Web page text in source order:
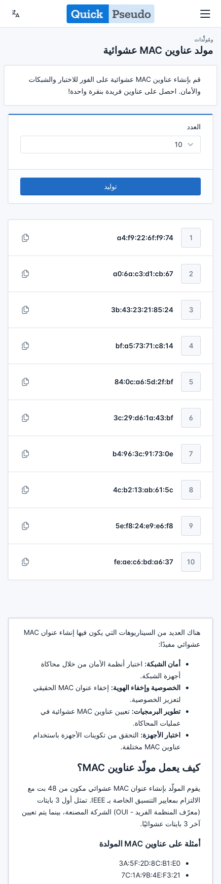
ومُولِّدات
مولد عناوين MAC عشوائية
قم بإنشاء عناوين MAC عشوائية على الفور للاختبار والشبكات
والأمان. احصل على عناوين فريدة بنقرة واحدة!
العدد
توليد
1
a4:f9:22:6f:f9:74
2
67:a0:6a:c3:d1:cb
3
3b:43:23:21:85:24
4
14:bf:a5:73:71:c8
5
84:0c:a6:5d:2f:bf
6
3c:29:d6:1a:43:bf
7
b4:96:3c:91:73:0e
8
4c:b2:13:ab:61:5c
9
5e:f8:24:e9:e6:f8
10
fe:ae:c6:bd:a6:37
هناك العديد من السيناريوهات التي يكون فيها إنشاء عنوان MAC
عشوائي مفيدًا:
أمان الشبكة: اختبار أنظمة الأمان من خلال محاكاة
أجهزة الشبكة.
الخصوصية وإخفاء الهوية:
إخفاء عنوان MAC الحقيقي
لتعزيز الخصوصية.
تطوير البرمجيات:
تعيين عناوين MAC عشوائية في
عمليات المحاكاة.
اختبار الأجهزة: التحقق من تكوينات الأجهزة باستخدام
عناوين MAC مختلفة.
كيف يعمل مولّد عناوين MAC؟
يقوم المولّد بإنشاء عنوان MAC عشوائي مكون من 48 بت مع
الالتزام بمعايير التنسيق الخاصة بـ IEEE. تمثل أول 3 بايتات
(معرّف المنظمة الفريد - OUI) الشركة المصنعة، بينما يتم تعيين
آخر 3 بايتات عشوائيًا.
أمثلة على عناوين MAC المولدة
3A:5F:2D:8C:B1:E0
7C:1A:9B:4E:F3:21